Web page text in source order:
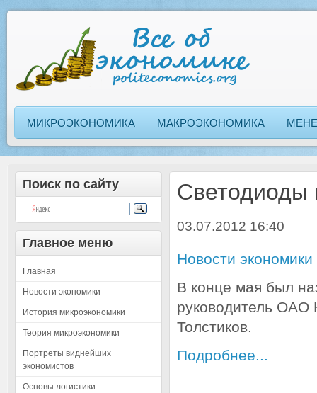
МИКРОЭКОНОМИКА МАКРОЭКОНОМИКА
Поиск по сайту
Главное меню
Главная
Новости экономики
История микроэкономики
Теория микроэкономики
Портреты виднейших
экономистов
Основы логистики
Светодиоды
03.07.2012 16:40
Новости экономики
В конце мая был
руководитель
Толстиков.
Подробнее...